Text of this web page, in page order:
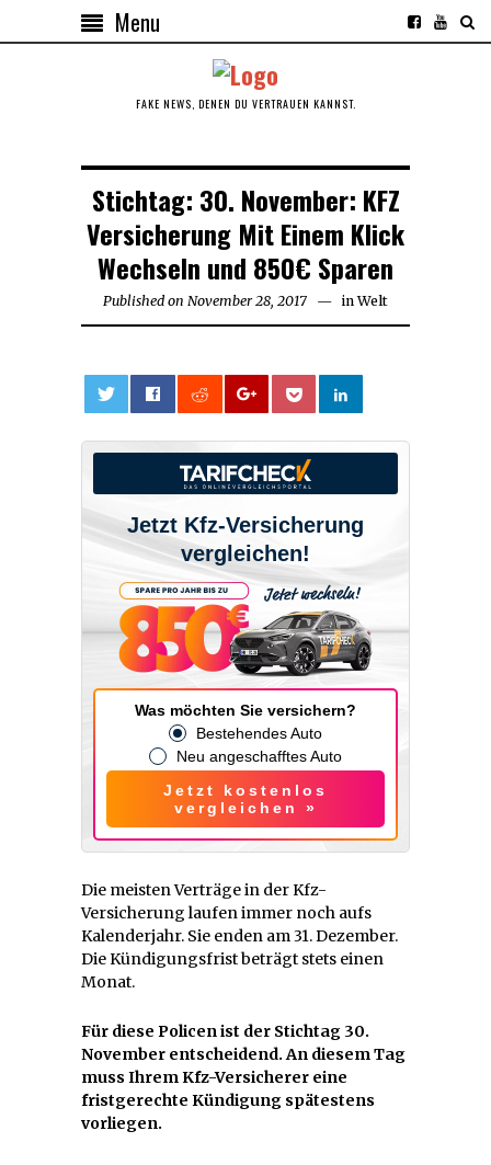
Menu
FAKE NEWS, DENEN DU VERTRAUEN KANNST.
Stichtag: 30. November: KFZ
Versicherung Mit Einem Klick
Wechseln und 850€ Sparen
Published on November 28, 2017 November
in Welt
Jetzt Kfz-Versicherung
vergleichen!
Was möchten Sie versichern?
Bestehendes Auto
Neu angeschafftes Auto
Jetzt kostenlos
vergleichen »
Die meisten Verträge in der Kfz-
Versicherung laufen immer noch aufs
Kalenderjahr. Sie enden am 31. Dezember.
Die Kündigungsfrist beträgt stets einen
Monat.
Für diese Policen ist der Stichtag 30.
November entscheidend. An diesem Tag
muss Ihrem Kfz-Versicherer eine
fristgerechte Kündigung spätestens
vorliegen.